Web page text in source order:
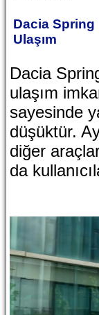
Dacia
Ulaşım
Dacia
ulaşım
sayesinde
düşüktür.
diğer
da